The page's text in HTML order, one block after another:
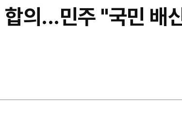
합의...민주 "국민 배